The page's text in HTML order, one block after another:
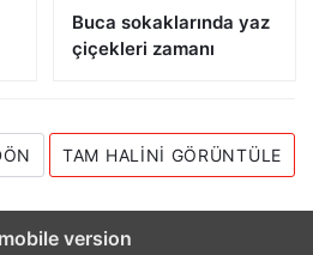
Buca sokaklarında yaz
çiçekleri zamanı
TAM HALINI GÖRÜNTÜLE
version